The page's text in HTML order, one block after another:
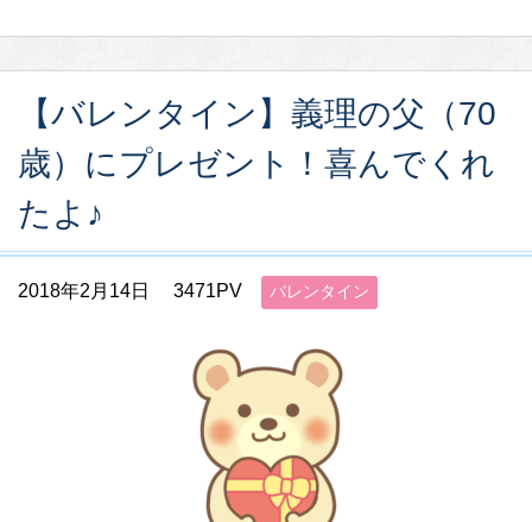
【バレンタイン】義理の父（70
歳）にプレゼント！喜んでくれ
たよ♪
2018年2月14日 3471PV バレンタイン